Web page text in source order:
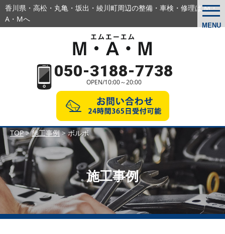
MENU
香川県・高松・丸亀・坂出・綾川町周辺の整備・車検・修理は M・
A・Mへ
050-3188-7738
OPEN/10:00～20:00
TOP>施工事例>ボルボ
施工事例